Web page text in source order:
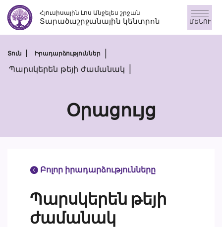
Skip
to
content
Հյուսիսային Լոս Անջելես շրջան
Տարածաշրջանային կենտրոն ՄԵՆՈՒ
Տուն Իրադարձություններ
Պարսկերեն թեյի ժամանակ
Օրացույց
Բոլոր իրադարձությունները
Պարսկերեն թեյի
ժամանակ